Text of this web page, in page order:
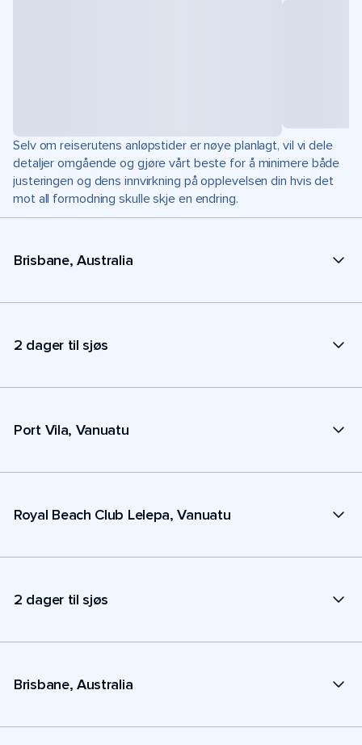
Selv om reiserutens anløpstider er nøye planlagt, vil vi dele
detaljer omgående og gjøre vårt beste for å minimere både
justeringen og dens innvirkning på opplevelsen din hvis det
mot all formodning skulle skje en endring.
Brisbane, Australia
2 dager til sjøs
Port Vila, Vanuatu
Royal Beach Club Lelepa, Vanuatu
2 dager til sjøs
Brisbane, Australia